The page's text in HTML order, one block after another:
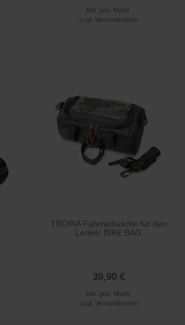
inkl. ges. MwSt.
zzgl. Versandkosten
TROIKA Fahrradtasche für den
Lenker BIKE BAG
39,90 €
inkl. ges. MwSt.
zzgl. Versandkosten